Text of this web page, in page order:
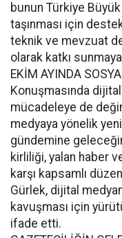
bunun Türkiye
taşınması için
teknik ve mevzuat
olarak katkı
EKİM AYINDA
Konuşmasında
mücadeleye de
medyaya yönelik
gündemine
kirliliği, yalan haber
karşı kapsamlı
Gürlek, dijital
kavuşması için
ifade etti.